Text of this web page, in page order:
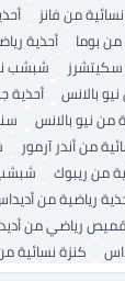
من فانز
بوما أحذية
شبشب
بالانس أحذية
من نيو بالانس
من أندر آرمور
من ريبوك
رياضية من
قميص رياضي من
كنزة نسائية